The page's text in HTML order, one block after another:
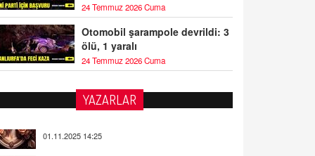
24 Temmuz 2026 Cuma
Otomobil şarampole devrildi: 3
ölü, 1 yaralı
24 Temmuz 2026 Cuma
YAZARLAR
BAYAN AURORA